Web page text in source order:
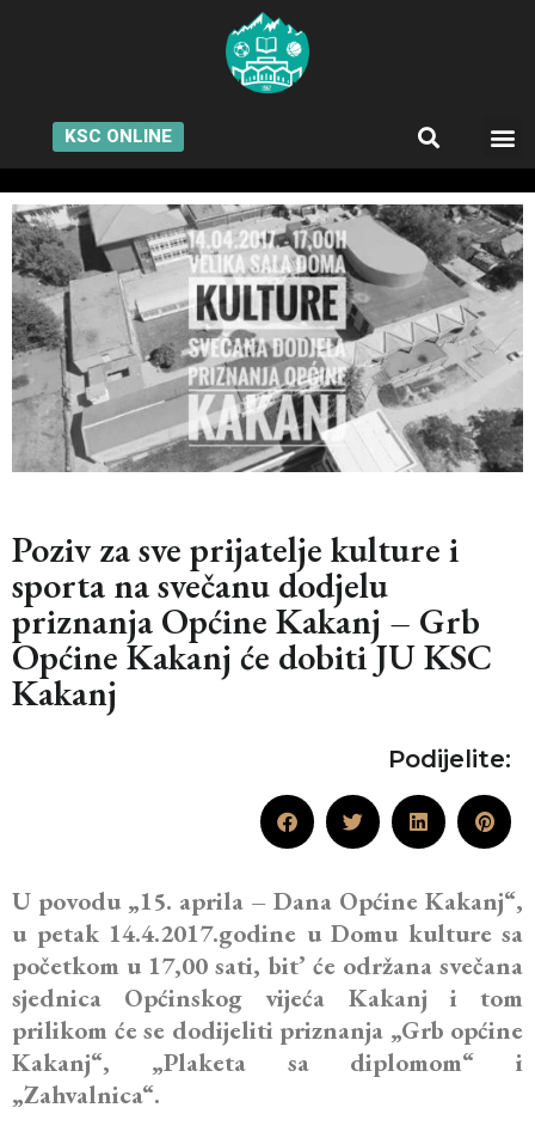
KSC ONLINE
Poziv za sve prijatelje kulture i
sporta na svečanu dodjelu
priznanja Općine Kakanj – Grb
Općine Kakanj će dobiti JU KSC
Kakanj
Podijelite:
U povodu „15. aprila – Dana Općine Kakanj“,
u petak 14.4.2017.godine u Domu kulture sa
početkom u 17,00 sati, bit’ će održana svečana
sjednica Općinskog vijeća Kakanj i tom
prilikom će se dodijeliti priznanja „Grb općine
Kakanj“, „Plaketa sa diplomom“ i
„Zahvalnica“.